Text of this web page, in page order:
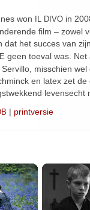
won IL DIVO in
film – zowel
dat het succes van
geen toeval was.
misschien
en latex zet
levensecht
| printversie